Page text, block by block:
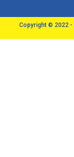
Copyright © 2022